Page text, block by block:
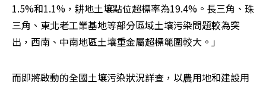
1.5%和1.1%，耕地土壤點位超標率為19.4%。長三角、珠
三角、東北老工業基地等部分區域土壤污染問題較為突
出，西南、中南地區土壤重金屬超標範圍較大。」
而即將啟動的全國土壤污染狀況詳查，以農用地和建設用